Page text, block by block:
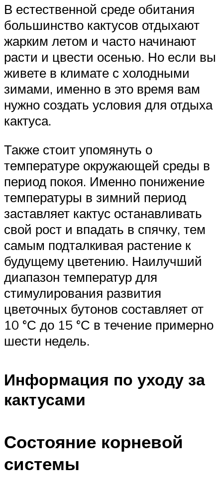
В естественной среде обитания
большинство кактусов отдыхают
жарким летом и часто начинают
расти и цвести осенью. Но если вы
живете в климате с холодными
зимами, именно в это время вам
нужно создать условия для отдыха
кактуса.
Также стоит упомянуть о
температуре окружающей среды в
период покоя. Именно понижение
температуры в зимний период
заставляет кактус останавливать
свой рост и впадать в спячку, тем
самым подталкивая растение к
будущему цветению. Наилучший
диапазон температур для
стимулирования развития
цветочных бутонов составляет от
10 °С до 15 °С в течение примерно
шести недель.
Информация по уходу за
кактусами
Состояние корневой
системы